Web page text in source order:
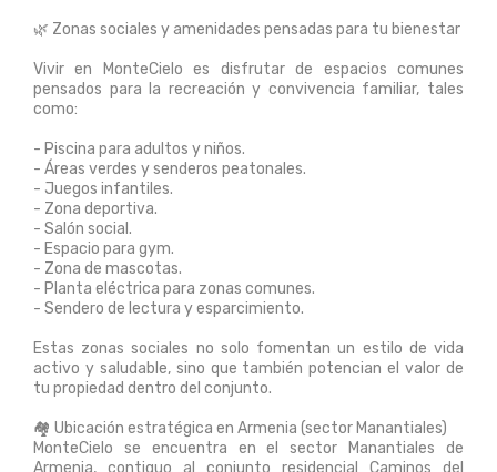
🌿 Zonas sociales y amenidades pensadas para tu bienestar
Vivir en MonteCielo es disfrutar de espacios comunes
pensados para la recreación y convivencia familiar, tales
como:
- Piscina para adultos y niños.
- Áreas verdes y senderos peatonales.
- Juegos infantiles.
- Zona deportiva.
- Salón social.
- Espacio para gym.
- Zona de mascotas.
- Planta eléctrica para zonas comunes.
- Sendero de lectura y esparcimiento.
Estas zonas sociales no solo fomentan un estilo de vida
activo y saludable, sino que también potencian el valor de
tu propiedad dentro del conjunto.
🏘️ Ubicación estratégica en Armenia (sector Manantiales)
MonteCielo se encuentra en el sector Manantiales de
Armenia, contiguo al conjunto residencial Caminos del